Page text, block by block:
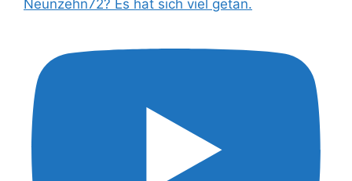
Neunzehn72? Es hat sich viel getan.